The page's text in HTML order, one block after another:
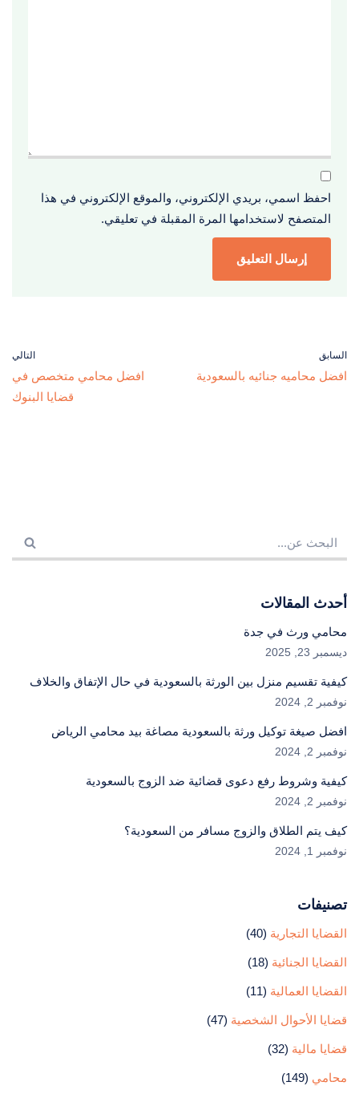
احفظ اسمي، بريدي الإلكتروني، والموقع الإلكتروني في هذا
المتصفح لاستخدامها المرة المقبلة في تعليقي.
السابق
افضل محاميه جنائيه بالسعودية
التالي
افضل محامي متخصص في
قضايا البنوك
أحدث المقالات
محامي ورث في جدة
ديسمبر 23, 2025
كيفية تقسيم منزل بين الورثة بالسعودية في حال الإتفاق والخلاف
نوفمبر 2, 2024
افضل صيغة توكيل ورثة بالسعودية مصاغة بيد محامي الرياض
نوفمبر 2, 2024
كيفية وشروط رفع دعوى قضائية ضد الزوج بالسعودية
نوفمبر 2, 2024
كيف يتم الطلاق والزوج مسافر من السعودية؟
نوفمبر 1, 2024
تصنيفات
القضايا التجارية (40)
القضايا الجنائية (18)
القضايا العمالية (11)
قضايا الأحوال الشخصية (47)
قضايا مالية (32)
محامي (149)